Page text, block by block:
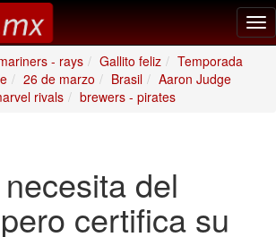
- rays Gallito feliz
Temporada
26 de marzo Brasil
Aaron Judge
rivals
brewers - pirates
del
certifica su